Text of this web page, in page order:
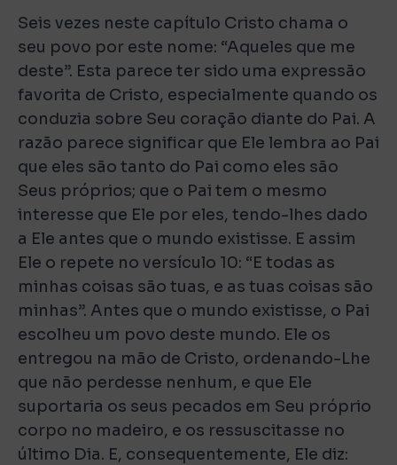
Seis vezes neste capítulo Cristo chama o
seu povo por este nome: “Aqueles que me
deste”. Esta parece ter sido uma expressão
favorita de Cristo, especialmente quando os
conduzia sobre Seu coração diante do Pai. A
razão parece significar que Ele lembra ao Pai
que eles são tanto do Pai como eles são
Seus próprios; que o Pai tem o mesmo
interesse que Ele por eles, tendo-lhes dado
a Ele antes que o mundo existisse. E assim
Ele o repete no versículo 10: “E todas as
minhas coisas são tuas, e as tuas coisas são
minhas”. Antes que o mundo existisse, o Pai
escolheu um povo deste mundo. Ele os
entregou na mão de Cristo, ordenando-Lhe
que não perdesse nenhum, e que Ele
suportaria os seus pecados em Seu próprio
corpo no madeiro, e os ressuscitasse no
último Dia. E, consequentemente, Ele diz: